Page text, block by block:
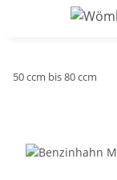
50 ccm bis 80 ccm